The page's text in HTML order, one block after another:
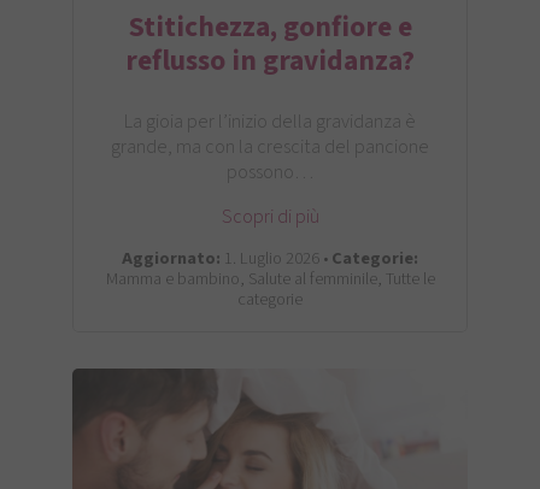
Stitichezza, gonfiore e
reflusso in gravidanza?
La gioia per l’inizio della gravidanza è
grande, ma con la crescita del pancione
Scopri di più
Aggiornato: 1. Luglio 2026 •Categorie:
Mamma e bambino, Salute al femminile, Tutte le
categorie